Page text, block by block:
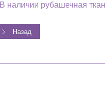
В наличии рубашечная